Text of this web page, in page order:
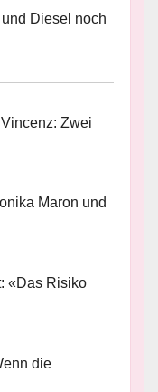
Diesel noch
Zwei
Maron und
«Das Risiko
die